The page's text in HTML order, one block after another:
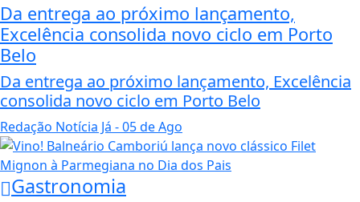
Da entrega ao próximo lançamento,
Excelência consolida novo ciclo em Porto
Belo
Da entrega ao próximo lançamento, Excelência
consolida novo ciclo em Porto Belo
Redação Notícia Já - 05 de Ago
Gastronomia